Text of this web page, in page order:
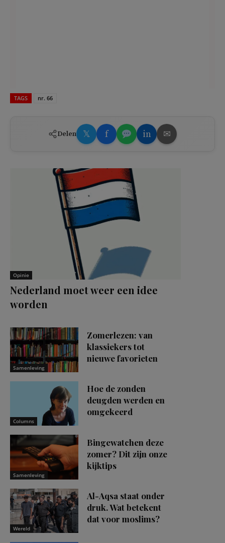
TAGS nr. 66
Delen 𝕏 f in ✉
Opinie
Nederland moet weer een idee
worden
Samenleving
Zomerlezen: van
klassiekers tot
nieuwe favorieten
Columns
Hoe de zonden
deugden werden en
omgekeerd
Samenleving
Bingewatchen deze
zomer? Dit zijn onze
kijktips
Wereld
Al-Aqsa staat onder
druk. Wat betekent
dat voor moslims?